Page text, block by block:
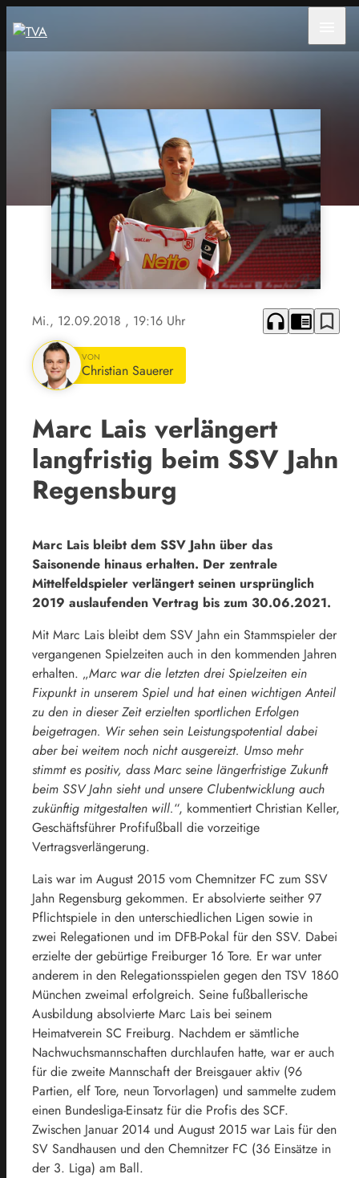
Mi., 12.09.2018 , 19:16 Uhr headphones chrome_reader_mode bookmark_border
VON
Christian Sauerer
Marc Lais verlängert
langfristig beim SSV Jahn
Regensburg
Marc Lais bleibt dem SSV Jahn über das
Saisonende hinaus erhalten. Der zentrale
Mittelfeldspieler verlängert seinen ursprünglich
2019 auslaufenden Vertrag bis zum 30.06.2021.
Mit Marc Lais bleibt dem SSV Jahn ein Stammspieler der
vergangenen Spielzeiten auch in den kommenden Jahren
erhalten. „Marc war die letzten drei Spielzeiten ein
Fixpunkt in unserem Spiel und hat einen wichtigen Anteil
zu den in dieser Zeit erzielten sportlichen Erfolgen
beigetragen. Wir sehen sein Leistungspotential dabei
aber bei weitem noch nicht ausgereizt. Umso mehr
stimmt es positiv, dass Marc seine längerfristige Zukunft
beim SSV Jahn sieht und unsere Clubentwicklung auch
zukünftig mitgestalten will.“, kommentiert Christian Keller,
Geschäftsführer Profifußball die vorzeitige
Vertragsverlängerung.
Lais war im August 2015 vom Chemnitzer FC zum SSV
Jahn Regensburg gekommen. Er absolvierte seither 97
Pflichtspiele in den unterschiedlichen Ligen sowie in
zwei Relegationen und im DFB-Pokal für den SSV. Dabei
erzielte der gebürtige Freiburger 16 Tore. Er war unter
anderem in den Relegationsspielen gegen den TSV 1860
München zweimal erfolgreich. Seine fußballerische
Ausbildung absolvierte Marc Lais bei seinem
Heimatverein SC Freiburg. Nachdem er sämtliche
Nachwuchsmannschaften durchlaufen hatte, war er auch
für die zweite Mannschaft der Breisgauer aktiv (96
Partien, elf Tore, neun Torvorlagen) und sammelte zudem
einen Bundesliga-Einsatz für die Profis des SCF.
Zwischen Januar 2014 und August 2015 war Lais für den
SV Sandhausen und den Chemnitzer FC (36 Einsätze in
der 3. Liga) am Ball.